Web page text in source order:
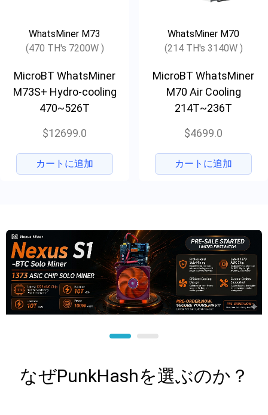
WhatsMiner M73
(470 TH's 7200W )
MicroBT WhatsMiner
M73S+ Hydro-cooling
470~526T
$12699.0
カートに追加
WhatsMiner M70
(214 TH's 3140W )
MicroBT WhatsMiner
M70 Air Cooling
214T~236T
$4699.0
カートに追加
なぜPunkHashを選ぶのか？